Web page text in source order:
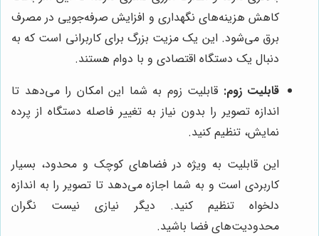
کاهش هزینه‌های نگهداری و افزایش صرفه‌جویی در مصرف
برق می‌شود. این یک مزیت بزرگ برای کاربرانی است که به
دنبال یک دستگاه اقتصادی و با دوام هستند.
قابلیت زوم: قابلیت زوم به شما این امکان را می‌دهد تا
اندازه تصویر را بدون نیاز به تغییر فاصله دستگاه از پرده
نمایش، تنظیم کنید.
این قابلیت به ویژه در فضاهای کوچک و محدود، بسیار
کاربردی است و به شما اجازه می‌دهد تا تصویر را به اندازه
دلخواه تنظیم کنید. دیگر نیازی نیست نگران
محدودیت‌های فضا باشید.